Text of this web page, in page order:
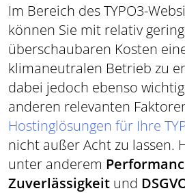
Im Bereich des TYPO3-
können Sie mit relativ
überschaubaren Kosten
klimaneutralen Betrieb zu
dabei jedoch ebenso
anderen relevanten
Hostinglösungen für Ihre
nicht außer Acht zu lassen.
unter anderem
Zuverlässigkeit und